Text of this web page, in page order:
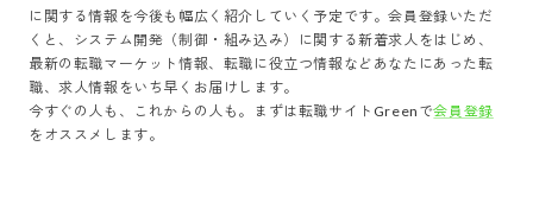
に関する情報を今後も幅広く紹介していく予定です。会員登録いただ
くと、 システム開発（制御・組み込み）
に関する新着求人をはじめ、
最新の転職マーケット情報、転職に役立つ情報などあなたにあった転
職、求人情報をいち早くお届けします。
今すぐの人も、これからの人も。まずは転職サイトGreenで会員登録
をオススメします。